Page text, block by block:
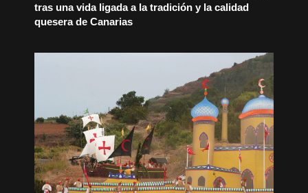
tras una vida ligada a la tradición y la calidad
quesera de Canarias